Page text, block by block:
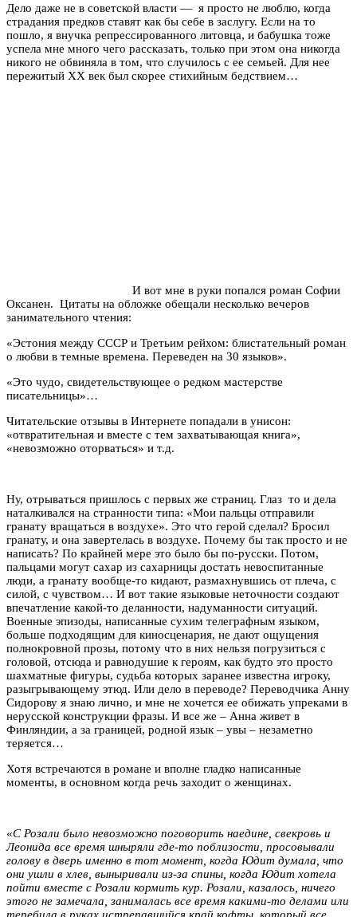
Дело даже не в советской власти — я просто не люблю, когда
страдания предков ставят как бы себе в заслугу. Если на то
пошло, я внучка репрессированного литовца, и бабушка тоже
успела мне много чего рассказать, только при этом она никогда
никого не обвиняла в том, что случилось с ее семьей. Для нее
пережитый ХХ век был скорее стихийным бедствием…
И вот мне в руки попался роман Софии
Оксанен. Цитаты на обложке обещали несколько вечеров
занимательного чтения:
«Эстония между СССР и Третьим рейхом: блистательный роман
о любви в темные времена. Переведен на 30 языков».
«Это чудо, свидетельствующее о редком мастерстве
писательницы»…
Читательские отзывы в Интернете попадали в унисон:
«отвратительная и вместе с тем захватывающая книга»,
«невозможно оторваться» и т.д.
Ну, отрываться пришлось с первых же страниц. Глаз то и дела
наталкивался на странности типа: «Мои пальцы отправили
гранату вращаться в воздухе». Это что герой сделал? Бросил
гранату, и она завертелась в воздухе. Почему бы так просто и не
написать? По крайней мере это было бы по-русски. Потом,
пальцами могут сахар из сахарницы достать невоспитанные
люди, а гранату вообще-то кидают, размахнувшись от плеча, с
силой, с чувством… И вот такие языковые неточности создают
впечатление какой-то деланности, надуманности ситуаций.
Военные эпизоды, написанные сухим телеграфным языком,
больше подходящим для киносценария, не дают ощущения
полнокровной прозы, потому что в них нельзя погрузиться с
головой, отсюда и равнодушие к героям, как будто это просто
шахматные фигуры, судьба которых заранее известна игроку,
разыгрывающему этюд. Или дело в переводе? Переводчика Анну
Сидорову я знаю лично, и мне не хочется ее обижать упреками в
нерусской конструкции фразы. И все же – Анна живет в
Финляндии, а за границей, родной язык – увы – незаметно
теряется…
Хотя встречаются в романе и вполне гладко написанные
моменты, в основном когда речь заходит о женщинах.
«С Розали было невозможно поговорить наедине, свекровь и
Леонида все время шныряли где-то поблизости, просовывали
голову в дверь именно в тот момент, когда Юдит думала, что
они ушли в хлев, выныривали из-за спины, когда Юдит хотела
пойти вместе с Розали кормить кур. Розали, казалось, ничего
этого не замечала, занималась все время какими-то делами или